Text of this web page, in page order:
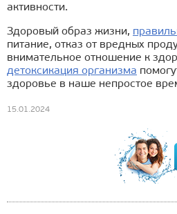
активности.
Здоровый образ жизни,
питание, отказ от вредных
внимательное отношение к
детоксикация организма
здоровье в наше непростое
15.01.2024